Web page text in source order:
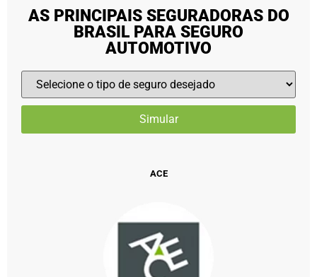
AS PRINCIPAIS SEGURADORAS DO
BRASIL PARA SEGURO
AUTOMOTIVO
ACE